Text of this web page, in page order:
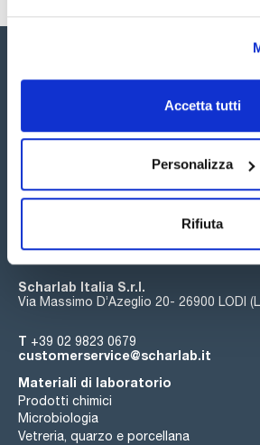
Accetta tutti
Personalizza
Rifiuta
Seguici:
Iscriviti alla Newsletter
Scharlab Italia S.r.l.
Via Massimo D’Azeglio 20- 26900 LODI
T +39 02 9823 0679
customerservice@scharlab.it
Materiali di laboratorio
Prodotti chimici
Microbiologia
Vetreria, quarzo e porcellana